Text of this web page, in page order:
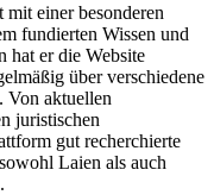
einer besonderen
fundierten Wissen und
hat er die Website
über verschiedene
Von aktuellen
juristischen
gut recherchierte
Laien als auch